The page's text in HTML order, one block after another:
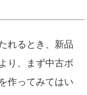
れるとき、新品
り、まず中古ボ
作ってみてはい